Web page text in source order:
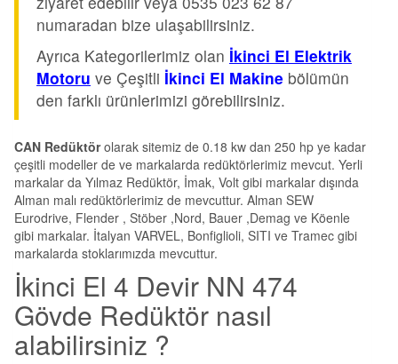
numaradan bize ulaşabilirsiniz.
Ayrıca Kategorilerimiz olan İkinci El Elektrik
Motoru ve Çeşitli İkinci El Makine bölümün
den farklı ürünlerimizi görebilirsiniz.
CAN Redüktörolarak sitemiz de 0.18 kw dan 250 hp ye kadar
çeşitli modeller de ve markalarda redüktörlerimiz mevcut. Yerli
markalar da Yılmaz Redüktör, İmak, Volt gibi markalar dışında
Alman malı redüktörlerimiz de mevcuttur. Alman SEW
Eurodrive, Flender , Stöber ,Nord, Bauer ,Demag ve Köenle
gibi markalar. İtalyan VARVEL, Bonfiglioli, SITI ve Tramec gibi
markalarda stoklarımızda mevcuttur.
İkinci El 4 Devir NN 474
Gövde Redüktör nasıl
alabilirsiniz ?